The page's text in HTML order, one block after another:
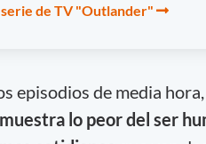
serie de TV "Outlander"
episodios de media
muestra lo peor del ser